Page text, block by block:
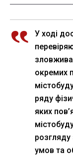
У ході
окремих
ряду
яких
розгляду
умов та